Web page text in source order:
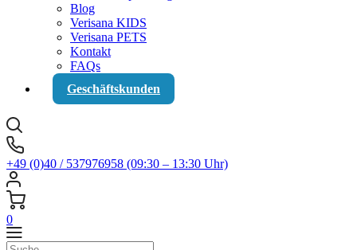
Blog
Verisana KIDS
Verisana PETS
Kontakt
FAQs
Geschäftskunden
+49 (0)40 / 537976958 (09:30 – 13:30 Uhr)
0
Suche